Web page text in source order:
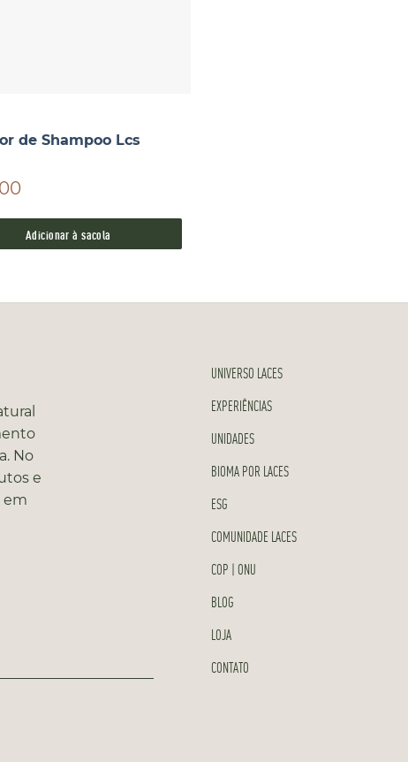
de Shampoo Lcs
Adicionar à sacola
No
e
em
UNIVERSO LACES
EXPERIÊNCIAS
UNIDADES
BIOMA POR LACES
ESG
COMUNIDADE LACES
COP | ONU
BLOG
LOJA
CONTATO